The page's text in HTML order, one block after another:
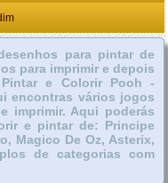
para pintar de
para imprimir e depois
e Colorir Pooh -
encontras vários jogos
imprimir. Aqui poderás
e pintar de: Principe
Magico De Oz, Asterix,
de categorias com